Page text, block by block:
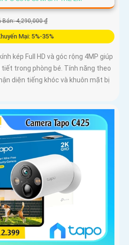
Bán: 4,290,000 ₫
Mại: 5%-35%
kép Full HD và góc rộng 4MP giúp
trong phòng bé. Tính năng theo
diện tiếng khóc và khuôn mặt bị